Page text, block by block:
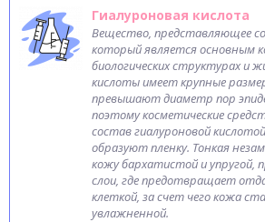
Гиалуроновая кислота
Вещество, представляющее
который является основным
биологических структурах и
кислоты имеет крупные
превышают диаметр пор
поэтому косметические
состав гиалуроновой
образуют пленку. Тонкая
кожу бархатистой и упругой,
слои, где предотвращает
клеткой, за счет чего кожа
увлажненной.